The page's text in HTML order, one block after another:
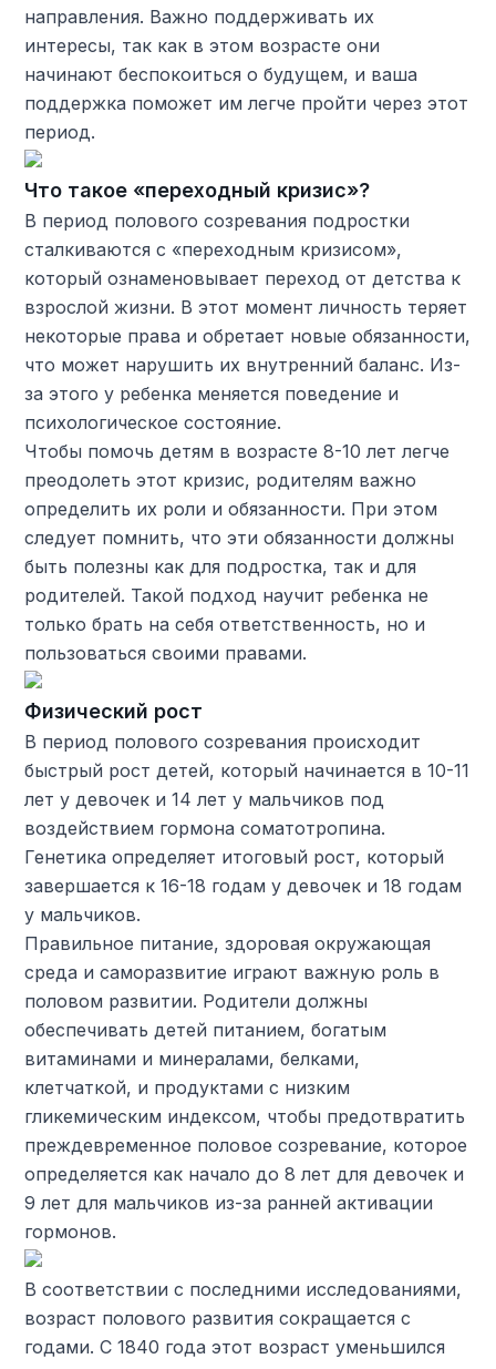
направления. Важно поддерживать их
интересы, так как в этом возрасте они
начинают беспокоиться о будущем, и ваша
поддержка поможет им легче пройти через этот
период.
Что такое «переходный кризис»?
В период полового созревания подростки
сталкиваются с «переходным кризисом»,
который ознаменовывает переход от детства к
взрослой жизни. В этот момент личность теряет
некоторые права и обретает новые обязанности,
что может нарушить их внутренний баланс. Из-
за этого у ребенка меняется поведение и
психологическое состояние.
Чтобы помочь детям в возрасте 8-10 лет легче
преодолеть этот кризис, родителям важно
определить их роли и обязанности. При этом
следует помнить, что эти обязанности должны
быть полезны как для подростка, так и для
родителей. Такой подход научит ребенка не
только брать на себя ответственность, но и
пользоваться своими правами.
Физический рост
В период полового созревания происходит
быстрый рост детей, который начинается в 10-11
лет у девочек и 14 лет у мальчиков под
воздействием гормона соматотропина.
Генетика определяет итоговый рост, который
завершается к 16-18 годам у девочек и 18 годам
у мальчиков.
Правильное питание, здоровая окружающая
среда и саморазвитие играют важную роль в
половом развитии. Родители должны
обеспечивать детей питанием, богатым
витаминами и минералами, белками,
клетчаткой, и продуктами с низким
гликемическим индексом, чтобы предотвратить
преждевременное половое созревание, которое
определяется как начало до 8 лет для девочек и
9 лет для мальчиков из-за ранней активации
гормонов.
В соответствии с последними исследованиями,
возраст полового развития сокращается с
годами. С 1840 года этот возраст уменьшился